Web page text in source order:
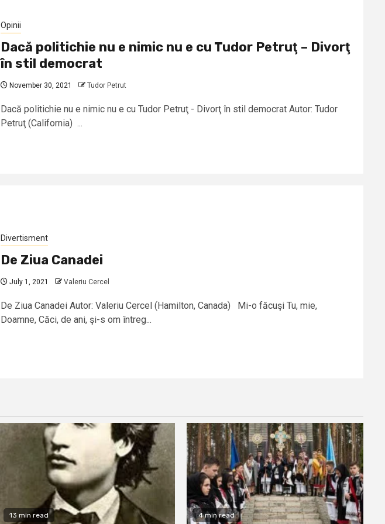
Opinii
Dacă politichie nu e nimic nu e cu Tudor Petruţ – Divorţ
în stil democrat
November 30, 2021 Tudor Petrut
Dacă politichie nu e nimic nu e cu Tudor Petruţ - Divorţ în stil democrat Autor: Tudor
Petruţ (California) ...
Divertisment
De Ziua Canadei
July 1, 2021 Valeriu Cercel
De Ziua Canadei Autor: Valeriu Cercel (Hamilton, Canada) Mi-o făcuşi Tu, mie,
Doamne, Căci, de ani, şi-s om întreg...
13 min read 4 min read